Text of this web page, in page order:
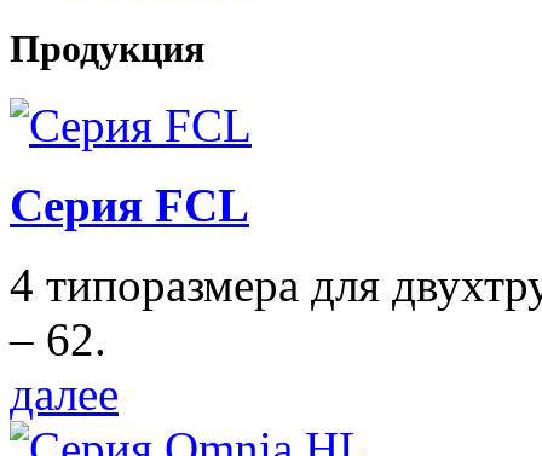
Продукция
Серия FCL
4 типоразмера для
– 62.
далее